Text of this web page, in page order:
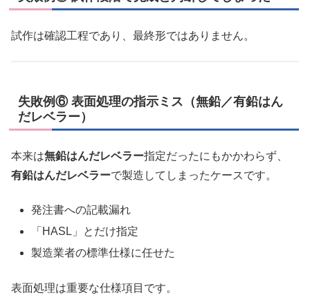
試作は確認工程であり、最終形ではありません。
失敗例⑥ 表面処理の指示ミス（無鉛／有鉛はん
だレベラー）
本来は無鉛はんだレベラー指定だったにもかかわらず、
有鉛はんだレベラーで製造してしまったケースです。
発注書への記載漏れ
「HASL」とだけ指定
製造業者の標準仕様に任せた
表面処理は重要な仕様項目です。